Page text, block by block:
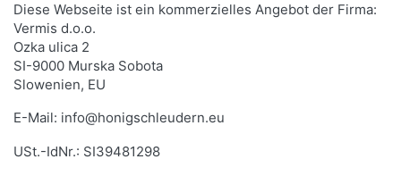
Diese Webseite ist ein kommerzielles Angebot der Firma:
Vermis d.o.o.
Ozka ulica 2
SI-9000 Murska Sobota
Slowenien, EU
E-Mail: info@honigschleudern.eu
USt.-IdNr.: SI39481298